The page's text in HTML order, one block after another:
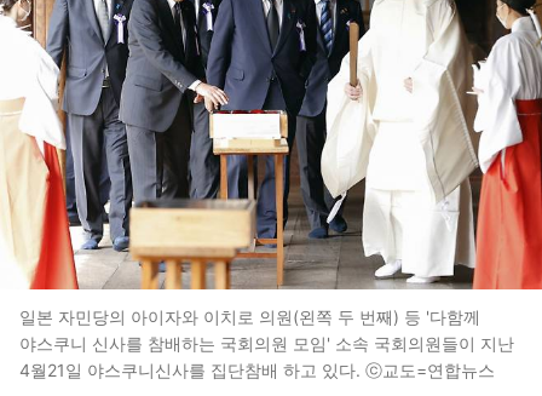
일본 자민당의 아이자와 이치로 의원(왼쪽 두 번째) 등 '다함께
야스쿠니 신사를 참배하는 국회의원 모임' 소속 국회의원들이 지난
4월21일 야스쿠니신사를 집단참배 하고 있다. ⓒ교도=연합뉴스